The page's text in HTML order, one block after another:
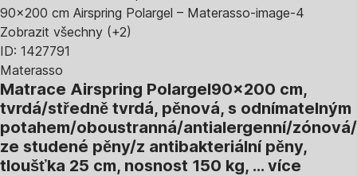
Zobrazit všechny (+2)
ID: 1427791
Materasso
Matrace Airspring Polargel90x200 cm,
tvrdá/středně tvrdá, pěnová, s odnímatelným
potahem/oboustranná/antialergenní/
ze studené pěny/z antibakteriální pěny,
tloušťka 25 cm, nosnost 150 kg, … více